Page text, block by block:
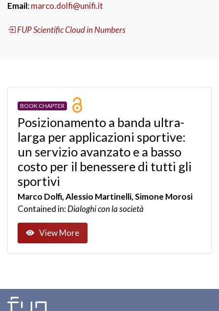
Email:marco.dolfi@unifi.it
FUP Scientific Cloud in Numbers
BOOK CHAPTER
Posizionamento a banda ultra-
larga per applicazioni sportive:
un servizio avanzato e a basso
costo per il benessere di tutti gli
sportivi
Marco Dolfi, Alessio Martinelli, Simone Morosi
Contained in:Dialoghi con la società
View More